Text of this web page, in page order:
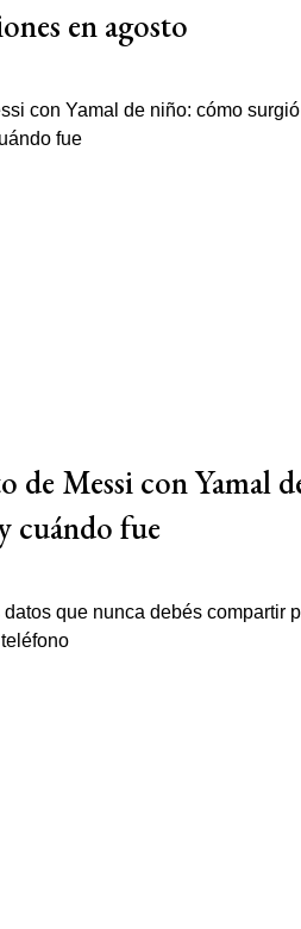
en agosto
de Messi con Yamal
cuándo fue